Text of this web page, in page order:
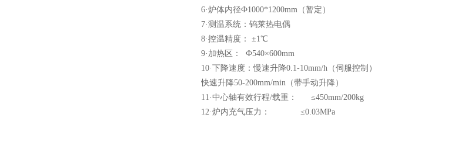
6·炉体内径Ф1000*1200mm（暂定）
7·测温系统：钨莱热电偶
8·控温精度： ±1℃
9·加热区： Ф540×600mm
10·下降速度：慢速升降0.1-10mm/h（伺服控制）
快速升降50-200mm/min（带手动升降）
11·中心轴有效行程/载重： ≤450mm/200kg
12·炉内充气压力： ≤0.03MPa